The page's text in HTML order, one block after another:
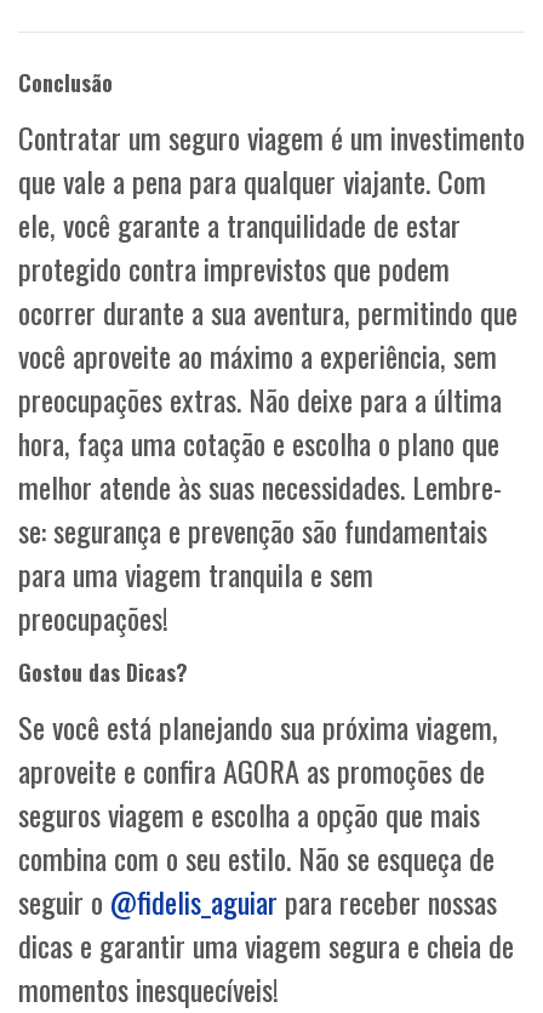
Conclusão
Contratar um seguro viagem é um investimento
que vale a pena para qualquer viajante. Com
ele, você garante a tranquilidade de estar
protegido contra imprevistos que podem
ocorrer durante a sua aventura, permitindo que
você aproveite ao máximo a experiência, sem
preocupações extras. Não deixe para a última
hora, faça uma cotação e escolha o plano que
melhor atende às suas necessidades. Lembre-
se: segurança e prevenção são fundamentais
para uma viagem tranquila e sem
preocupações!
Gostou das Dicas?
Se você está planejando sua próxima viagem,
aproveite e confira AGORA as promoções de
seguros viagem e escolha a opção que mais
combina com o seu estilo. Não se esqueça de
seguir o @fidelis_aguiar para receber nossas
dicas e garantir uma viagem segura e cheia de
momentos inesquecíveis!